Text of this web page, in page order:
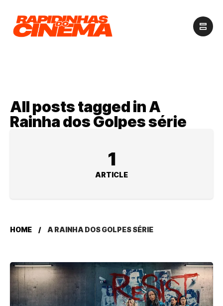
All posts tagged in A
Rainha dos Golpes série
1
ARTICLE
HOME A RAINHA DOS GOLPES SÉRIE